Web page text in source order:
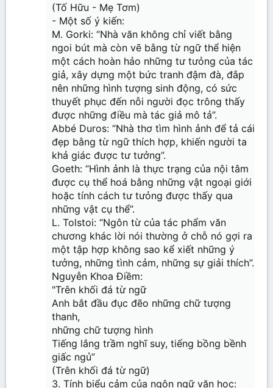
(Tố Hữu - Mẹ Tơm)
- Một số ý kiến:
M. Gorki: “Nhà văn không chỉ viết bằng
ngoi bút mà còn vẽ bằng từ ngữ thể hiện
một cách hoàn hảo những tư tưỏng của tác
giả, xây dựng một bức tranh đậm đà, đắp
nên những hình tượng sinh động, có sức
thuyết phục đến nỗi người đọc trông thấy
được những điều mà tác giả mô tả”.
Abbé Duros: “Nhà thơ tìm hình ảnh để tả cái
đẹp bằng từ ngữ thích hợp, khiến người ta
khả giác được tư tưởng”.
Goeth: “Hình ảnh là thực trạng của nội tâm
được cụ thể hoá bằng những vật ngoại giới
hoặc tính cách tư tưỏng được thấy qua
những vật cụ thể”.
L. Tolstoi: “Ngôn từ của tác phẩm văn
chương khác lời nói thường ở chỗ nó gợi ra
một tập hợp không sao kể xiết những ý
tưởng, những tình cảm, những sự giải thích”.
Nguyễn Khoa Điềm:
"Trên khối đá từ ngữ
Anh bắt đầu đục đẽo những chữ tượng
thanh,
những chữ tượng hình
Tiếng lắng trầm nghĩ suy, tiếng bồng bềnh
giấc ngủ”
(Trên khối đá từ ngữ)
3. Tính biểu cảm của ngôn ngữ văn học: